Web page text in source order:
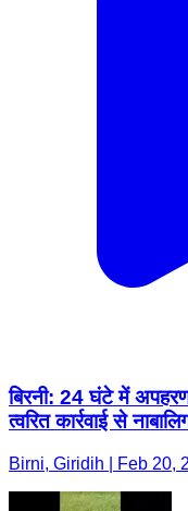
बिरनी: 24 घंटे में
त्वरित कार्रवाई से
Birni, Giridih | Feb 20,